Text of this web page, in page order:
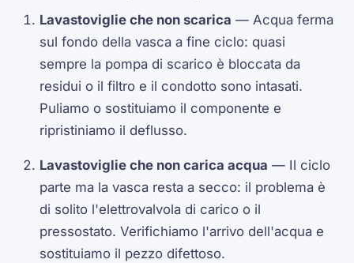
Lavastoviglie che non scarica — Acqua ferma
sul fondo della vasca a fine ciclo: quasi
sempre la pompa di scarico è bloccata da
residui o il filtro e il condotto sono intasati.
Puliamo o sostituiamo il componente e
ripristiniamo il deflusso.
Lavastoviglie che non carica acqua — Il ciclo
parte ma la vasca resta a secco: il problema è
di solito l'elettrovalvola di carico o il
pressostato. Verifichiamo l'arrivo dell'acqua e
sostituiamo il pezzo difettoso.